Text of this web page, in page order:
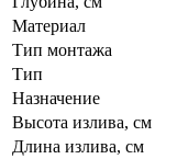
Материал
Тип монтажа
Тип
Назначение
Высота излива, см
Длина излива, см